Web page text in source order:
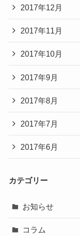
2017年12月
2017年11月
2017年10月
2017年9月
2017年8月
2017年7月
2017年6月
カテゴリー
お知らせ
コラム